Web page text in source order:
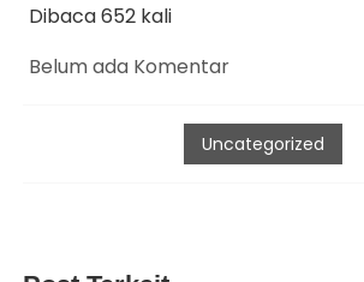
Dibaca 652 kali
Belum ada Komentar
Uncategorized